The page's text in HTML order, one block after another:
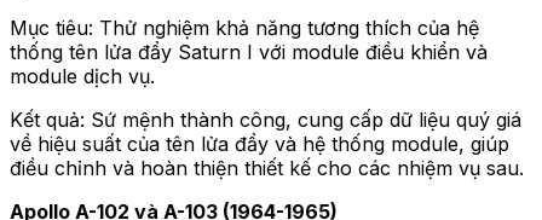
Mục tiêu: Thử nghiệm khả năng tương thích của hệ
thống tên lửa đẩy Saturn I với module điều khiển và
module dịch vụ.
Kết quả: Sứ mệnh thành công, cung cấp dữ liệu quý giá
về hiệu suất của tên lửa đẩy và hệ thống module, giúp
điều chỉnh và hoàn thiện thiết kế cho các nhiệm vụ sau.
Apollo A-102 và A-103 (1964-1965)